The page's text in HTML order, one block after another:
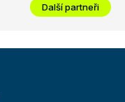
Další partneři